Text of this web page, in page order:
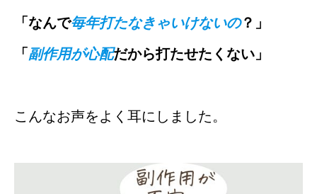
「なんで毎年打たなきゃいけないの？」
「 副作用が心配だから打たせたくない」
こんなお声をよく耳にしました。